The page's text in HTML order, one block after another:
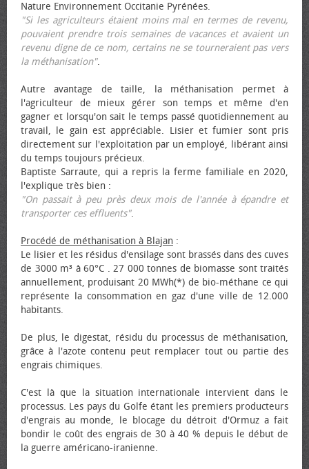
Nature Environnement Occitanie Pyrénées.
"Si les agriculteurs étaient moins mal en termes de revenu,
pouvaient prendre trois semaines de vacances et avaient un
revenu digne de ce nom, certains ne se tourneraient pas vers
la méthanisation".
Autre avantage de taille, la méthanisation permet à
l'agriculteur de mieux gérer son temps et même d'en
gagner et lorsqu'on sait le temps passé quotidiennement au
travail, le gain est appréciable. Lisier et fumier sont pris
directement sur l'exploitation par un employé, libérant ainsi
du temps toujours précieux.
Baptiste Sarraute, qui a repris la ferme familiale en 2020,
l'explique très bien :
"On passait à peu près deux mois de l'année à épandre et
transporter ces effluents".
Procédé de méthanisation à Blajan :
Le lisier et les résidus d'ensilage sont brassés dans des cuves
de 3000 m³ à 60°C . 27 000 tonnes de biomasse sont traités
annuellement, produisant 20 MWh(*) de bio-méthane ce qui
représente la consommation en gaz d'une ville de 12.000
habitants.
De plus, le digestat, résidu du processus de méthanisation,
grâce à l'azote contenu peut remplacer tout ou partie des
engrais chimiques.
C'est là que la situation internationale intervient dans le
processus. Les pays du Golfe étant les premiers producteurs
d'engrais au monde, le blocage du détroit d'Ormuz a fait
bondir le coût des engrais de 30 à 40 % depuis le début de
la guerre américano-iranienne.